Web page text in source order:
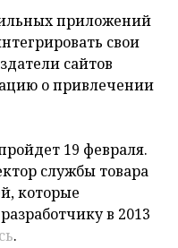
приложений
свои
сайтов
о привлечении
19 февраля.
службы товара
которые
в 2013
.